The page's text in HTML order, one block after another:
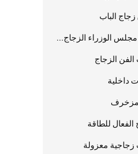
زجاج الباب
الوزراء الزجاج...
الزجاج
داخلية
مزخرف
الفعال للطاقة
زجاجية معزولة